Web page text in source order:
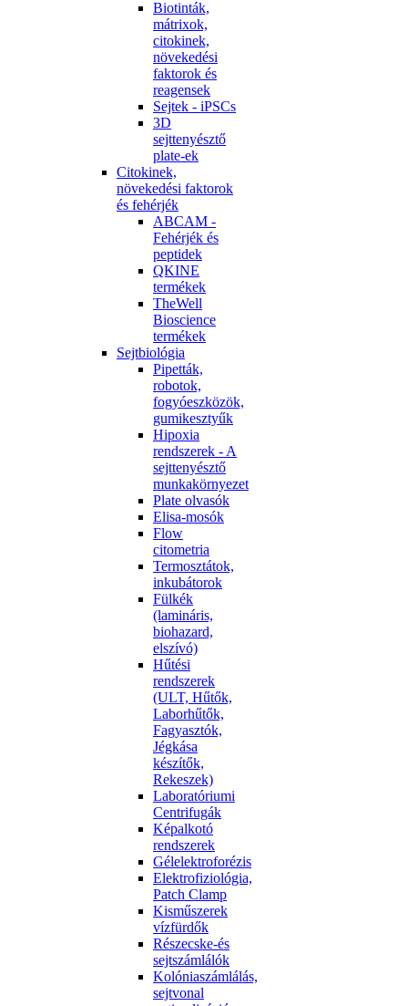
Biotinták,
mátrixok,
citokinek,
növekedési
faktorok és
reagensek
Sejtek - iPSCs
3D
sejttenyésztő
plate-ek
Citokinek,
növekedési faktorok
és fehérjék
ABCAM -
Fehérjék és
peptidek
QKINE
termékek
TheWell
Bioscience
termékek
Sejtbiológia
Pipetták,
robotok,
fogyóeszközök,
gumikesztyűk
Hipoxia
rendszerek - A
sejttenyésztő
munkakörnyezet
Plate olvasók
Elisa-mosók
Flow
citometria
Termosztátok,
inkubátorok
Fülkék
(lamináris,
biohazard,
elszívó)
Hűtési
rendszerek
(ULT, Hűtők,
Laborhűtők,
Fagyasztók,
Jégkása
készítők,
Rekeszek)
Laboratóriumi
Centrifugák
Képalkotó
rendszerek
Gélelektroforézis
Elektrofiziológia,
Patch Clamp
Kisműszerek
vízfürdők
Részecske-és
sejtszámlálók
Kolóniaszámlálás,
sejtvonal